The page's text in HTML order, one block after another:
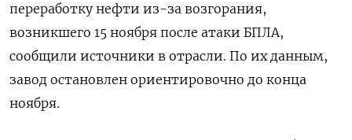
переработку нефти из-за возгорания,
возникшего 15 ноября после атаки БПЛА,
сообщили источники в отрасли. По их данным,
завод остановлен ориентировочно до конца
ноября.